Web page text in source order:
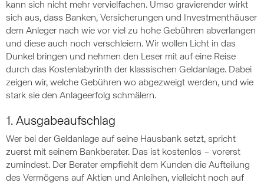
kann sich nicht mehr vervielfachen. Umso gravierender wirkt
sich aus, dass Banken, Versicherungen und Investmenthäuser
dem Anleger nach wie vor viel zu hohe Gebühren abverlangen
und diese auch noch verschleiern. Wir wollen Licht in das
Dunkel bringen und nehmen den Leser mit auf eine Reise
durch das Kostenlabyrinth der klassischen Geldanlage. Dabei
zeigen wir, welche Gebühren wo abgezweigt werden, und wie
stark sie den Anlageerfolg schmälern.
1. Ausgabeaufschlag
Wer bei der Geldanlage auf seine Hausbank setzt, spricht
zuerst mit seinem Bankberater. Das ist kostenlos – vorerst
zumindest. Der Berater empfiehlt dem Kunden die Aufteilung
des Vermögens auf Aktien und Anleihen, vielleicht noch auf